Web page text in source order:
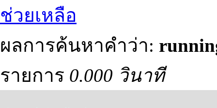
ช่วยเหลือ
ผลการค้นหาคำว่า:
รายการ 0.000 วินาที